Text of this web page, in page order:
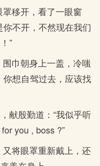
移开，看了一眼窗
不开，不然现在我们
”
巾朝身上一盖，冷嗤
你想自驾过去，应该找
献殷勤道：“我似乎听
you , boss ?”
将眼罩重新戴上，还